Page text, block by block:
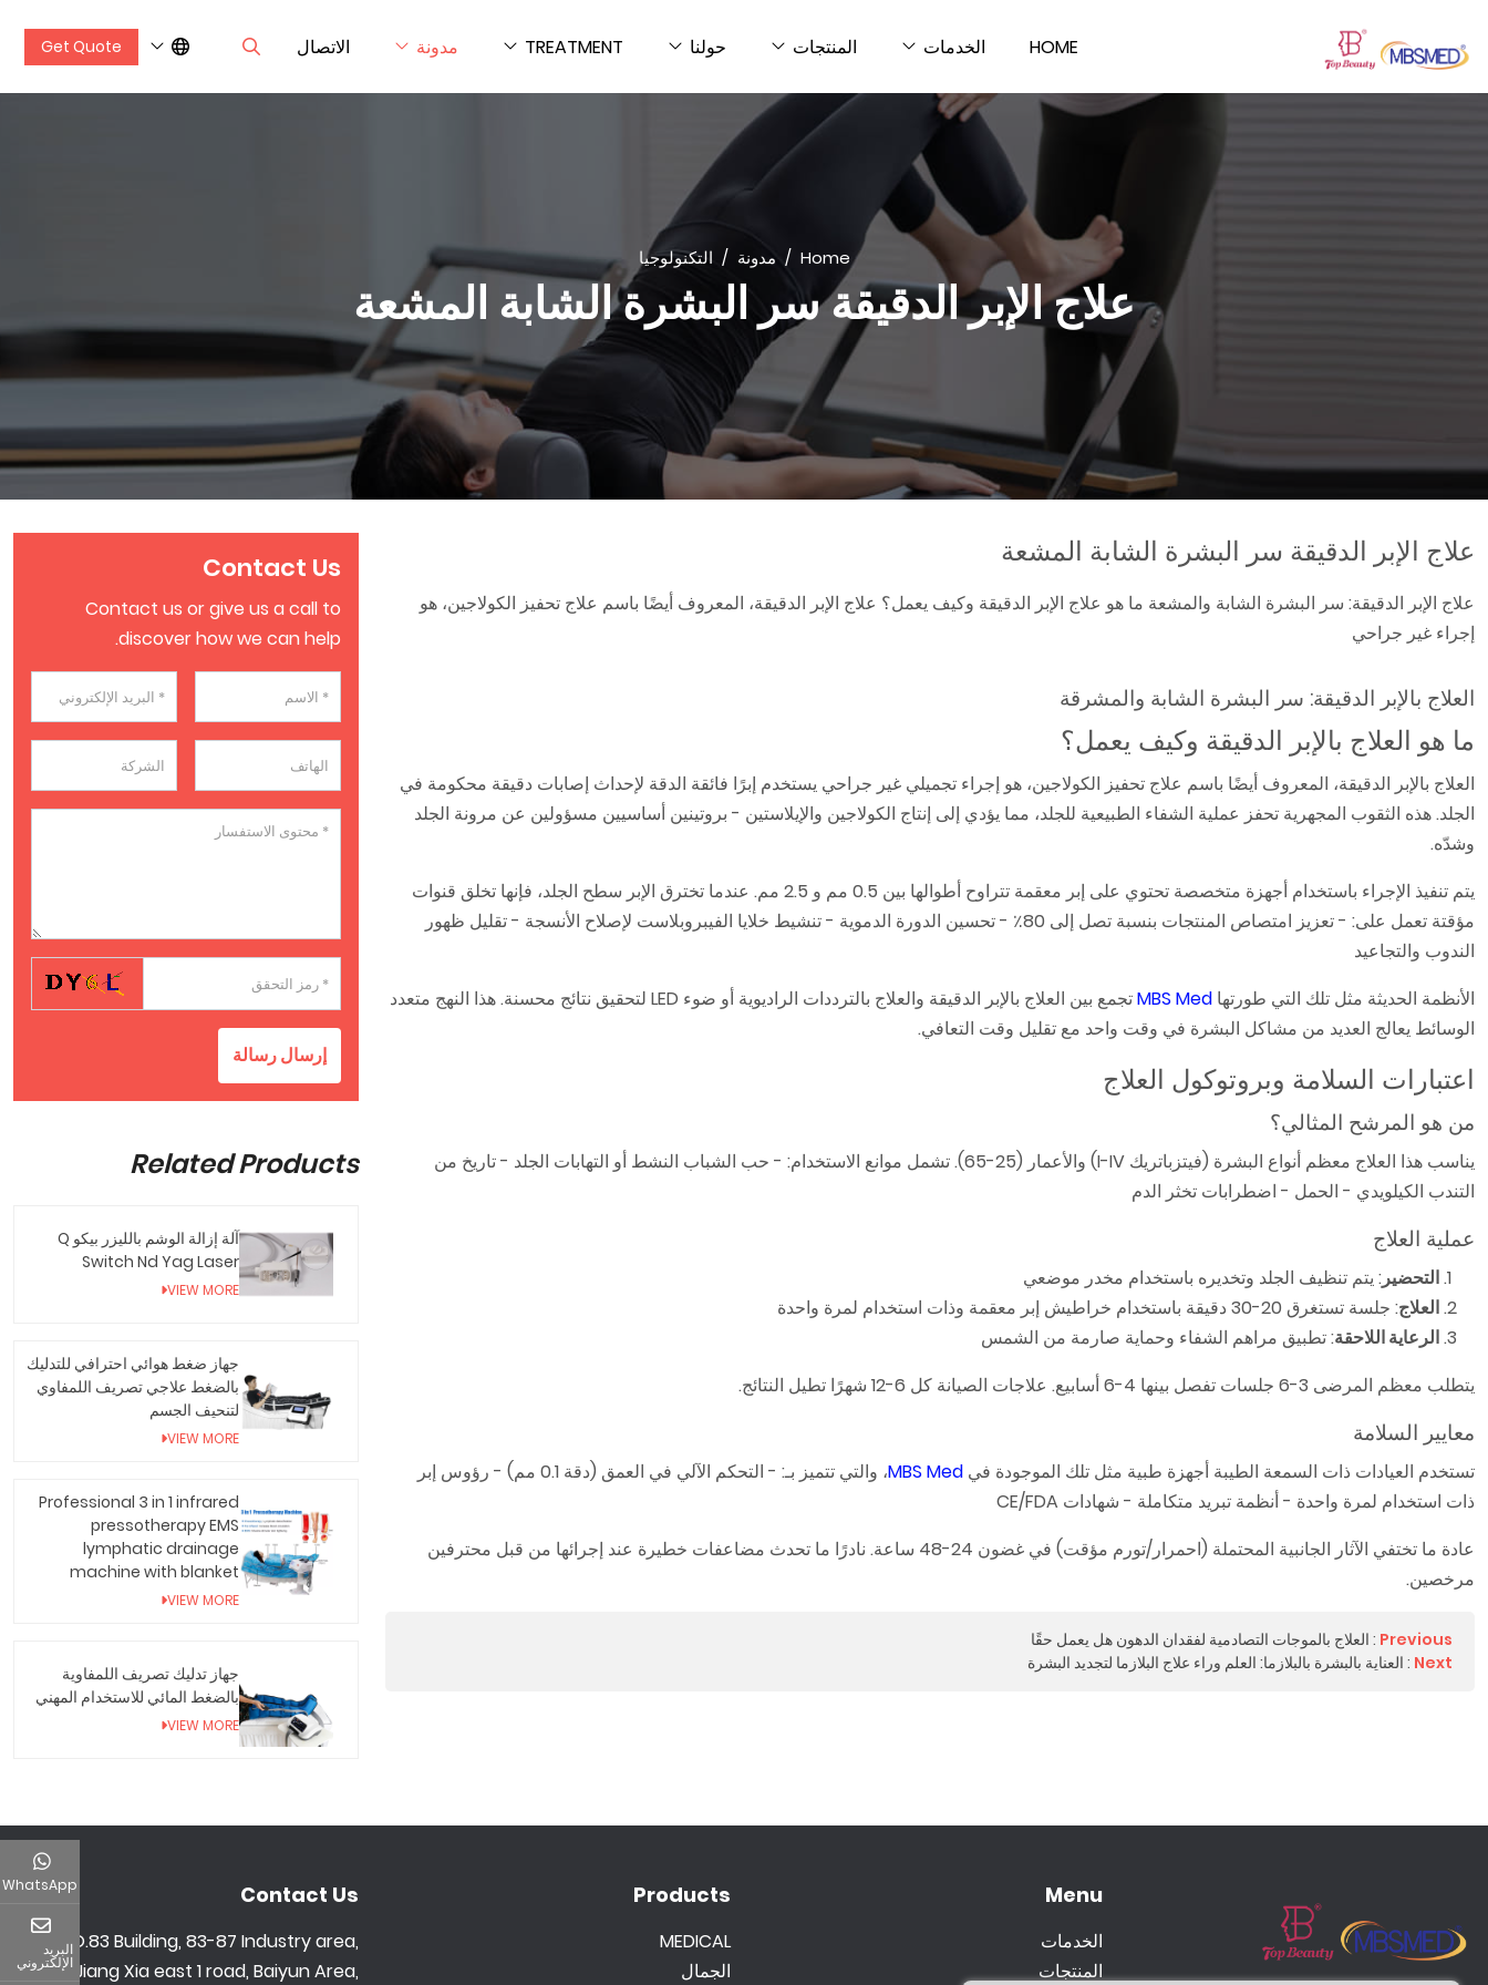
Get Quote HOME الخدمات المنتجات حولنا TREATMENT مدونة الاتصال
Home مدونة التكنولوجيا
علاج الإبر الدقيقة سر البشرة الشابة المشعة
علاج الإبر الدقيقة سر البشرة الشابة المشعة
علاج الإبر الدقيقة: سر البشرة الشابة والمشعة ما هو علاج الإبر الدقيقة وكيف يعمل؟ علاج الإبر الدقيقة، المعروف أيضًا باسم علاج تحفيز الكولاجين، هو
إجراء غير جراحي
العلاج بالإبر الدقيقة: سر البشرة الشابة والمشرقة
ما هو العلاج بالإبر الدقيقة وكيف يعمل؟
العلاج بالإبر الدقيقة، المعروف أيضًا باسم علاج تحفيز الكولاجين، هو إجراء تجميلي غير جراحي يستخدم إبرًا فائقة الدقة لإحداث إصابات دقيقة محكومة في
الجلد. هذه الثقوب المجهرية تحفز عملية الشفاء الطبيعية للجلد، مما يؤدي إلى إنتاج الكولاجين والإيلاستين - بروتينين أساسيين مسؤولين عن مرونة الجلد
وشدّه.
يتم تنفيذ الإجراء باستخدام أجهزة متخصصة تحتوي على إبر معقمة تتراوح أطوالها بين 0.5 مم و 2.5 مم. عندما تخترق الإبر سطح الجلد، فإنها تخلق قنوات
مؤقتة تعمل على: - تعزيز امتصاص المنتجات بنسبة تصل إلى 80٪ - تحسين الدورة الدموية - تنشيط خلايا الفيبروبلاست لإصلاح الأنسجة - تقليل ظهور
الندوب والتجاعيد
الأنظمة الحديثة مثل تلك التي طورتها MBS Med
تجمع بين العلاج بالإبر الدقيقة والعلاج بالترددات الراديوية أو ضوء LED لتحقيق نتائج محسنة. هذا النهج متعدد
الوسائط يعالج العديد من مشاكل البشرة في وقت واحد مع تقليل وقت التعافي.
اعتبارات السلامة وبروتوكول العلاج
من هو المرشح المثالي؟
يناسب هذا العلاج معظم أنواع البشرة (فيتزباتريك I-IV) والأعمار (25-65). تشمل موانع الاستخدام: - حب الشباب النشط أو التهابات الجلد - تاريخ من
التندب الكيلويدي - الحمل - اضطرابات تخثر الدم
عملية العلاج
التحضير: يتم تنظيف الجلد وتخديره باستخدام مخدر موضعي
العلاج: جلسة تستغرق 20-30 دقيقة باستخدام خراطيش إبر معقمة وذات استخدام لمرة واحدة
الرعاية اللاحقة: تطبيق مراهم الشفاء وحماية صارمة من الشمس
يتطلب معظم المرضى 3-6 جلسات تفصل بينها 4-6 أسابيع. علاجات الصيانة كل 6-12 شهرًا تطيل النتائج.
معايير السلامة
تستخدم العيادات ذات السمعة الطيبة أجهزة طبية مثل تلك الموجودة في MBS Med
، والتي تتميز بـ: - التحكم الآلي في العمق (دقة 0.1 مم) - رؤوس إبر
ذات استخدام لمرة واحدة - أنظمة تبريد متكاملة - شهادات CE/FDA
عادة ما تختفي الآثار الجانبية المحتملة (احمرار/تورم مؤقت) في غضون 24-48 ساعة. نادرًا ما تحدث مضاعفات خطيرة عند إجرائها من قبل محترفين
مرخصين.
Previous
: العلاج بالموجات التصادمية لفقدان الدهون هل يعمل حقًا
Next
: العناية بالبشرة بالبلازما: العلم وراء علاج البلازما لتجديد البشرة
Contact Us
Contact us or give us a call to
discover how we can help.
إرسال رسالة
Related Products
آلة إزالة الوشم بالليزر بيكو Q
Switch Nd Yag Laser
VIEW MORE
جهاز ضغط هوائي احترافي للتدليك
بالضغط علاجي تصريف اللمفاوي
لتنحيف الجسم
VIEW MORE
Professional 3 in 1 infrared
pressotherapy EMS
lymphatic drainage
machine with blanket
VIEW MORE
جهاز تدليك تصريف اللمفاوية
بالضغط المائي للاستخدام المهني
VIEW MORE
Menu
الخدمات
المنتجات
Products
MEDICAL
الجمال
Contact Us
NO.83 Building, 83-87 Industry area,
Jiang Xia east 1 road, Baiyun Area,
WhatsApp
البريد
الإلكتروني